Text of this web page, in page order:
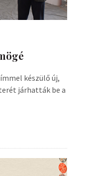
készülő új,
járhatták be a